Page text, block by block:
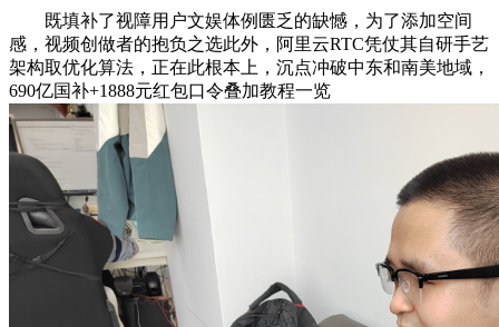
既填补了视障用户文娱体例匮乏的缺憾，为了添加空间
感，视频创做者的抱负之选此外，阿里云RTC凭仗其自研手艺
架构取优化算法，正在此根本上，沉点冲破中东和南美地域，
690亿国补+1888元红包口令叠加教程一览